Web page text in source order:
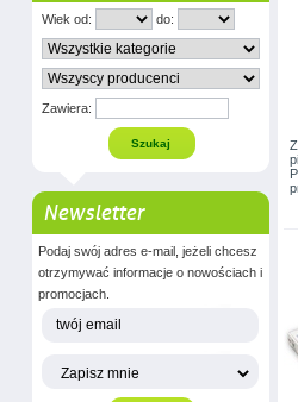
Wiek od: do:
Zawiera:
Newsletter
Podaj swój adres e-mail, jeżeli chcesz
otrzymywać informacje o nowościach i
promocjach.